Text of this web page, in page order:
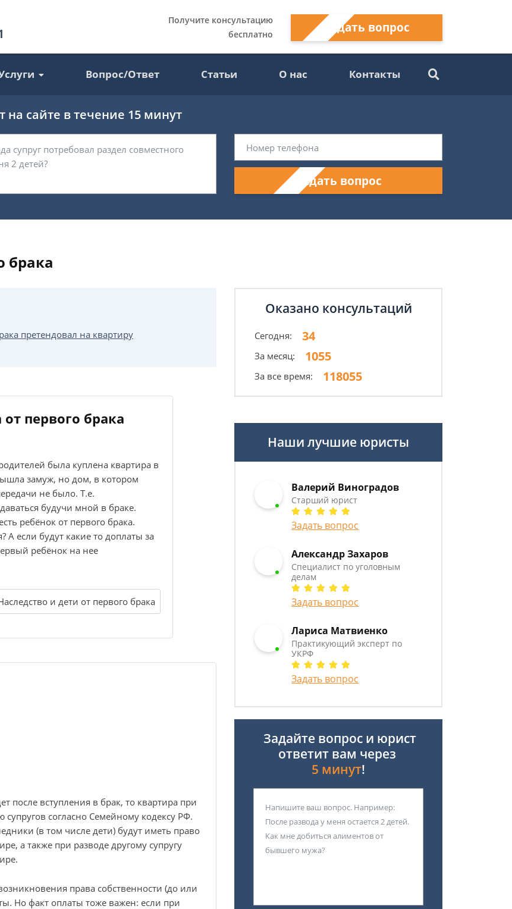
Получите консультацию
бесплатно
Задать вопрос
Вопрос/Ответ Статьи О нас Контакты
на сайте в течение 15 минут
Задать вопрос
брака
претендовал на квартиру
первого брака
была куплена квартира в
замуж, но дом, в котором
не было. Т.е.
будучи мной в браке.
ребёнок от первого брака.
А если будут какие то доплаты за
ребёнок на нее
и дети от первого брака
после вступления в брак, то квартира при
супругов согласно Семейному кодексу РФ.
(в том числе дети) будут иметь право
а также при разводе другому супругу
права собственности (до или
Но факт оплаты тоже важен: если при
Оказано консультаций
Сегодня: 34
За месяц: 1055
За все время: 118055
Наши лучшие юристы
Валерий Виноградов
Старший юрист
Задать вопрос
Александр Захаров
Специалист по уголовным
делам
Задать вопрос
Лариса Матвиенко
Практикующий эксперт по
УКРФ
Задать вопрос
Задайте вопрос и юрист
ответит вам через
5 минут!